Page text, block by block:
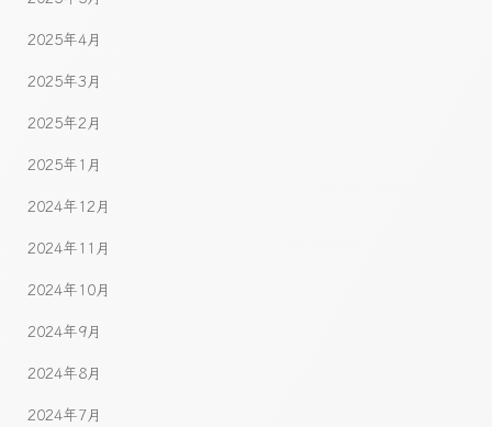
2025年4月
2025年3月
2025年2月
2025年1月
2024年12月
2024年11月
2024年10月
2024年9月
2024年8月
2024年7月